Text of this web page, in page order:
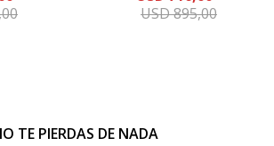
USD895,00
TE PIERDAS DE NADA